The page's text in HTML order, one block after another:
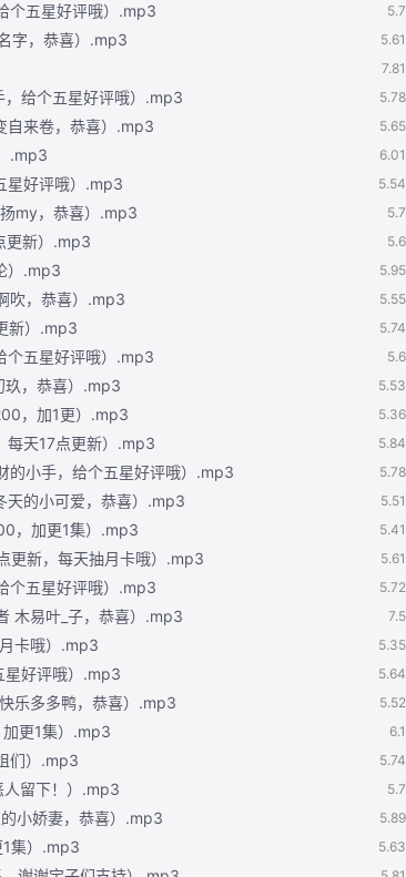
个五星好评哦）.mp3
字，恭喜）.mp3
给个五星好评哦）.mp3
自来卷，恭喜）.mp3
.mp3
星好评哦）.mp3
my，恭喜）.mp3
更新）.mp3
）.mp3
吹，恭喜）.mp3
新）.mp3
个五星好评哦）.mp3
玖，恭喜）.mp3
，加1更）.mp3
每天17点更新）.mp3
的小手，给个五星好评哦）.mp3
天的小可爱，恭喜）.mp3
，加更1集）.mp3
更新，每天抽月卡哦）.mp3
个五星好评哦）.mp3
木易叶_子，恭喜）.mp3
卡哦）.mp3
星好评哦）.mp3
乐多多鸭，恭喜）.mp3
更1集）.mp3
们）.mp3
人留下！）.mp3
小娇妻，恭喜）.mp3
集）.mp3